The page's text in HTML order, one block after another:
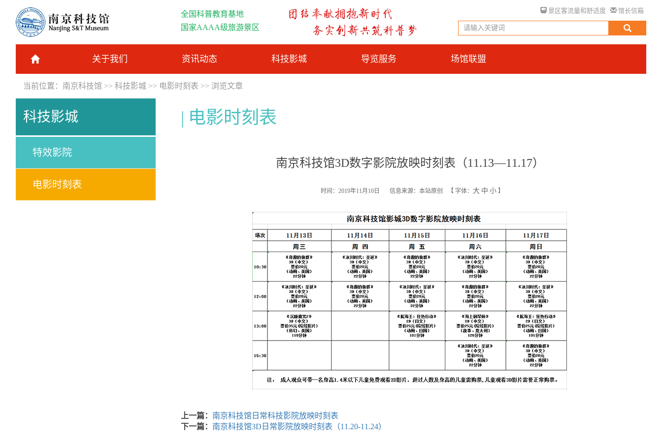
全国科普教育基地
国家AAAA级旅游景区
景区客流量和舒适度 馆长信箱
关于我们 资讯动态 科技影城 导览服务 场馆联盟
当前位置： 南京科技馆 >> 科技影城 >> 电影时刻表 >> 浏览文章
科技影城
特效影院
电影时刻表
电影时刻表
南京科技馆3D数字影院放映时刻表（11.13—11.17）
时间：2019年11月10日 信息来源：本站原创 【 字体： 大 中 小 】
上一篇： 南京科技馆日常科技影院放映时刻表
下一篇： 南京科技馆3D日常影院放映时刻表（11.20-11.24）